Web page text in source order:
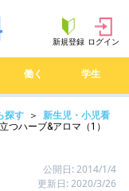
新規登録 ログイン
働く 学生
探す ＞ 新生児・小児看
つハーブ&アロマ（1）
公開日: 2014/1/4
更新日: 2020/3/26